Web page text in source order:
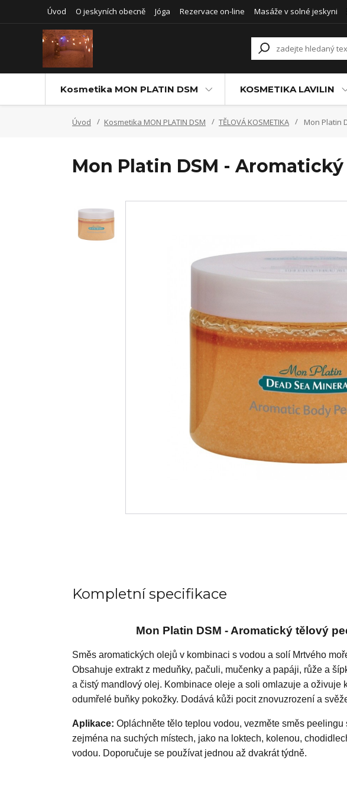
Úvod O jeskyních obecně Jóga Rezervace on-line Masáže v solné jeskyni
Kosmetika MON PLATIN DSM KOSMETIKA LAVILIN
Úvod Kosmetika MON PLATIN DSM TĚLOVÁ KOSMETIKA Mon Platin
Mon Platin DSM -
Kompletní specifikace
Mon Platin DSM - Aromatický tělový
Směs aromatických olejů v kombinaci s vodou a solí Mrtvého
Obsahuje extrakt z meduňky, pačuli, mučenky a papáji, růže a
a čistý mandlový olej. Kombinace oleje a soli omlazuje a oživuje
odumřelé buňky pokožky. Dodává kůži pocit znovuzrození a
Aplikace: Opláchněte tělo teplou vodou, vezměte směs
zejména na suchých místech, jako na loktech, kolenou,
vodou. Doporučuje se používat jednou až dvakrát týdně.